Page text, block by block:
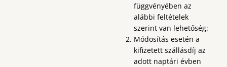
függvényében az
alábbi feltételek
szerint van lehetőség:
Módosítás esetén a
kifizetett szállásdíj az
adott naptári évben